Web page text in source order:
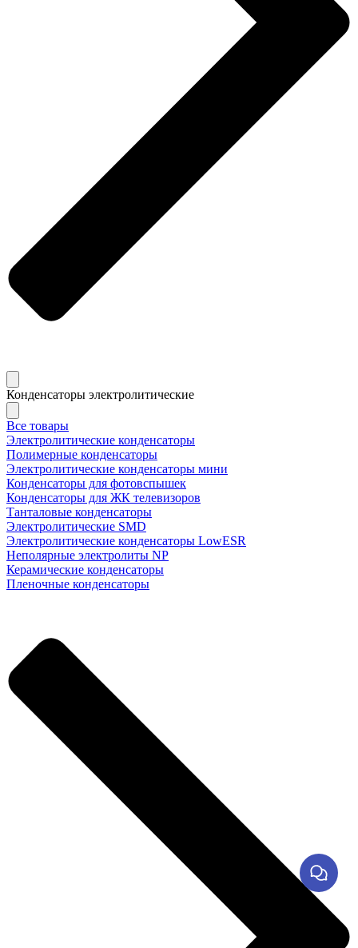
Конденсаторы электролитические
Все товары
Электролитические конденсаторы
Полимерные конденсаторы
Электролитические конденсаторы мини
Конденсаторы для фотовспышек
Конденсаторы для ЖК телевизоров
Танталовые конденсаторы
Электролитические SMD
Электролитические конденсаторы LowESR
Неполярные электролиты NP
Керамические конденсаторы
Пленочные конденсаторы